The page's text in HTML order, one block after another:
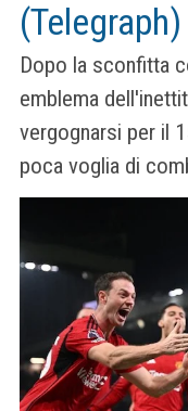
(Telegraph)
Dopo la sconfitta
emblema
vergognarsi per il
poca voglia di